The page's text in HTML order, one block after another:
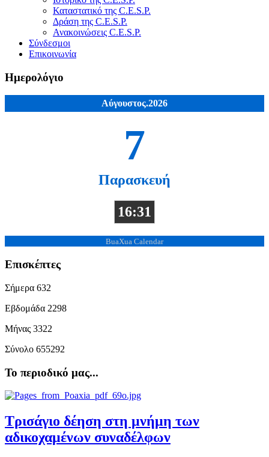
Καταστατικό της C.E.S.P.
Δράση της C.E.S.P.
Ανακοινώσεις C.E.S.P.
Σύνδεσμοι
Επικοινωνία
Ημερολόγιο
Αύγουστος.2026
7
Παρασκευή
16:31
BuaXua Calendar
Επισκέπτες
Σήμερα 632
Εβδομάδα 2298
Μήνας 3322
Σύνολο 655292
Το περιοδικό μας...
Τρισάγιο δέηση στη μνήμη των
αδικοχαμένων συναδέλφων